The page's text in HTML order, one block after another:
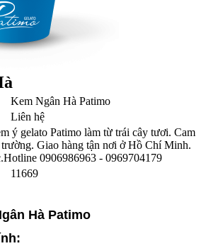
Kem Ngân Hà Patimo
Liên hệ
ý gelato Patimo làm từ trái cây tươi. Cam
Giao hàng tận nơi ở Hồ Chí Minh.
0906986963 - 0969704179
11669
Hà Patimo